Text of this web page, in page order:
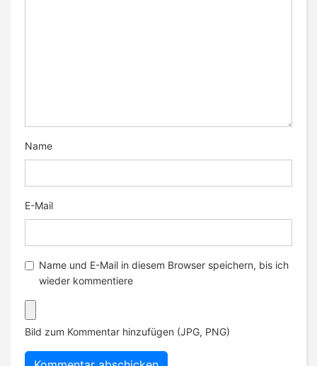
Name
E-Mail
Name und E-Mail in diesem Browser speichern, bis ich
wieder kommentiere
Bild zum Kommentar hinzufügen (JPG, PNG)